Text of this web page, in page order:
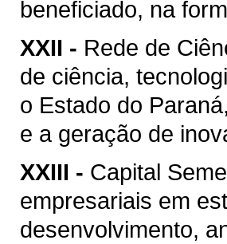
beneficiado, na
XXII - Rede de
de ciência,
o Estado do
e a geração de
XXIII - Capital
empresariais em
desenvolvimento,